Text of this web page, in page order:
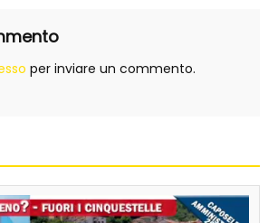
per inviare un commento.